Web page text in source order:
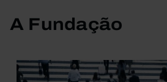
A Fundação